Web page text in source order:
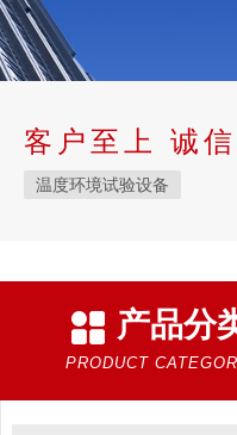
客户至上 诚
温度环境试验设备
产品分
PRODUCT